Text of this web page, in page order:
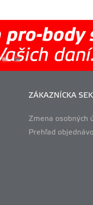
ZÁKAZNÍCKA
Zmena osobných
Prehľad